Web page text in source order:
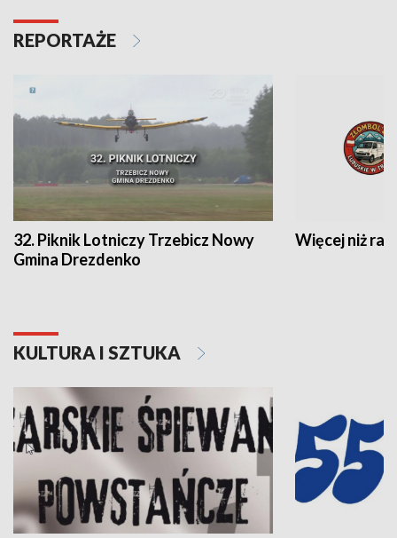
REPORTAŻE
32. Piknik Lotniczy Trzebicz Nowy
Gmina Drezdenko
Więcej niż rajd
KULTURA I SZTUKA